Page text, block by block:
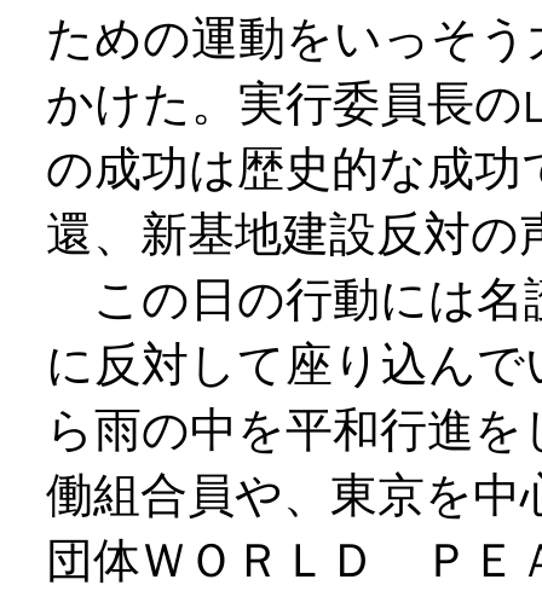
ための運動をいっそ
かけた。実行委員長
の成功は歴史的な成
還、新基地建設反対
この日の行動には名
に反対して座り込ん
ら雨の中を平和行進
働組合員や、東京を
団体ＷＯＲＬＤ ＰＥ